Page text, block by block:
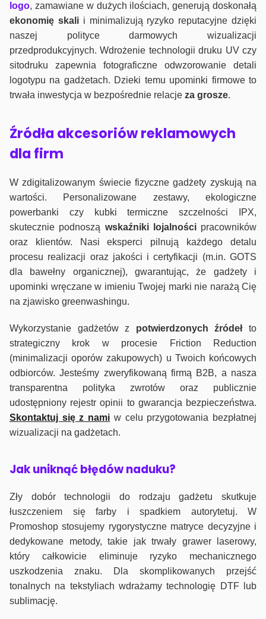
logo, zamawiane w dużych ilościach, generują doskonałą
ekonomię skalii minimalizują ryzyko reputacyjne dzięki
naszej polityce darmowych wizualizacji
przedprodukcyjnych. Wdrożenie technologii druku UV czy
sitodruku zapewnia fotograficzne odwzorowanie detali
logotypu na gadżetach. Dzieki temu upominki firmowe to
trwała inwestycja w bezpośrednie relacje za grosze.
Źródła akcesoriów reklamowych
dla firm
W zdigitalizowanym świecie fizyczne gadżety zyskują na
wartości. Personalizowane zestawy, ekologiczne
powerbanki czy kubki termiczne szczelności IPX,
skutecznie podnoszą wskaźniki lojalnościpracowników
oraz klientów. Nasi eksperci pilnują każdego detalu
procesu realizacji oraz jakości i certyfikacji (m.in. GOTS
dla bawełny organicznej), gwarantując, że gadżety i
upominki wręczane w imieniu Twojej marki nie narażą Cię
na zjawisko greenwashingu.
Wykorzystanie gadżetów z potwierdzonych źródełto
strategiczny krok w procesie Friction Reduction
(minimalizacji oporów zakupowych) u Twoich końcowych
odbiorców. Jesteśmy zweryfikowaną firmą B2B, a nasza
transparentna polityka zwrotów oraz publicznie
udostępniony rejestr opinii to gwarancja bezpieczeństwa.
Skontaktuj się z nami w celu przygotowania bezpłatnej
wizualizacji na gadżetach.
Jak uniknąć błędów naduku?
Zły dobór technologii do rodzaju gadżetu skutkuje
łuszczeniem się farby i spadkiem autorytetuj. W
Promoshop stosujemy rygorystyczne matryce decyzyjne i
dedykowane metody, takie jak trwały grawer laserowy,
który całkowicie eliminuje ryzyko mechanicznego
uszkodzenia znaku. Dla skomplikowanych przejść
tonalnych na tekstyliach wdrażamy technologię DTF lub
sublimację.